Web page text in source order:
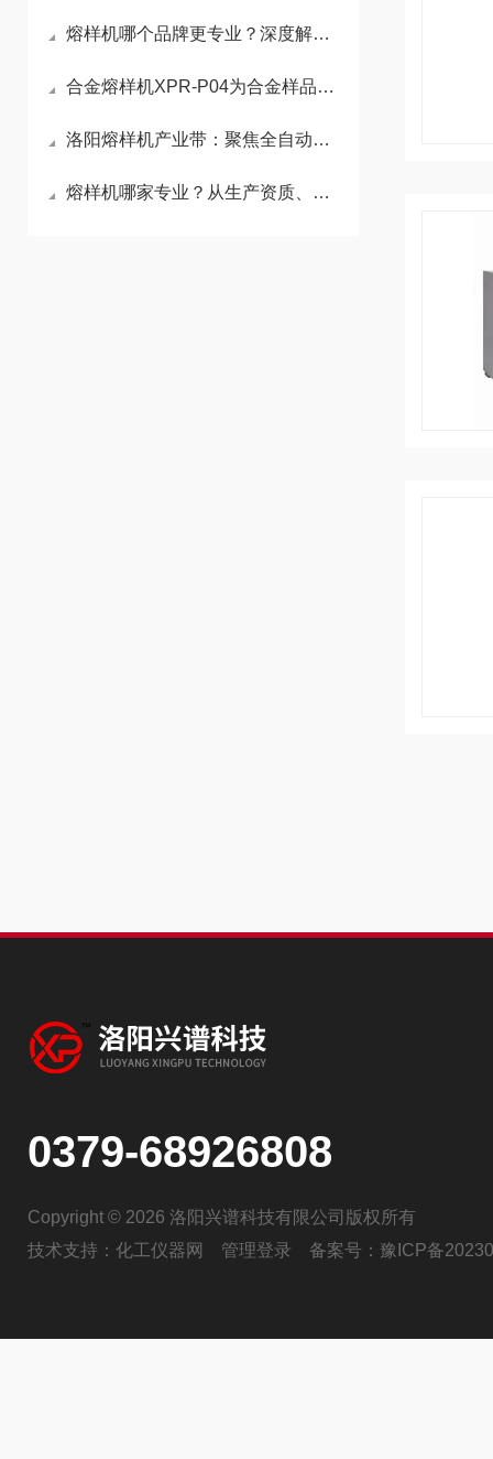
熔样机哪个品牌更专业？深度解析洛阳兴谱等国产厂家的技术实力与行业积淀
合金熔样机XPR-P04为合金样品熔融前处理提供可靠保障
洛阳熔样机产业带：聚焦全自动与X荧光专用设备源头实力生产商推荐
熔样机哪家专业？从生产资质、产品质量到售后服务全面分析
0379-68926808
Copyright © 2026 洛阳兴谱科技有限公司版权所有
技术支持： 化工仪器网 管理登录 备案号： 豫ICP备